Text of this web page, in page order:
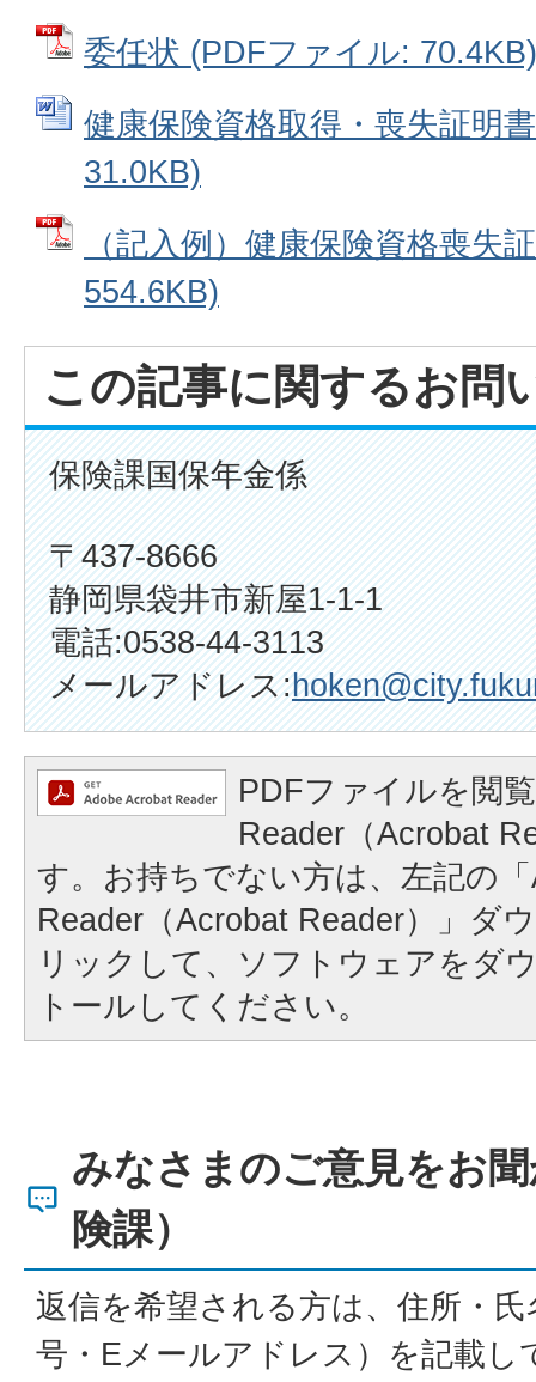
委任状 (PDFファイル: 70.4KB)
健康保険資格取得・喪失証明
31.0KB)
（記入例）健康保険資格喪失
554.6KB)
この記事に関するお問
保険課国保年金係
〒437-8666
静岡県袋井市新屋1-1-1
電話:0538-44-3113
メールアドレス:
PDFファイルを閲
Reader（Acrobat
す。お持ちでない方は、左記の
Reader（Acrobat Reader）」ダ
リックして、ソフトウェアをダ
トールしてください。
みなさまのご意見をお
険課）
返信を希望される方は、住所・
号・Eメールアドレス）を記載し